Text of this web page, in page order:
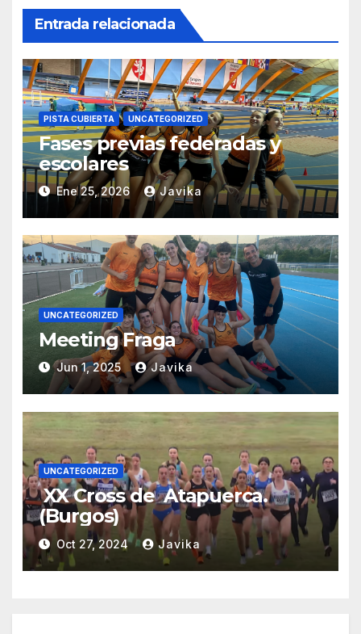
Entrada relacionada
PISTA CUBIERTA UNCATEGORIZED
Fases previas federadas y
escolares
Ene 25, 2026 Javika
UNCATEGORIZED
Meeting Fraga
Jun 1, 2025 Javika
UNCATEGORIZED
XX Cross de Atapuerca.
(Burgos)
Oct 27, 2024 Javika